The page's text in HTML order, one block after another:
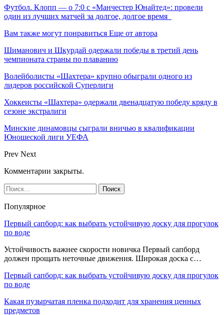
Футбол. Клопп — о 7:0 с «Манчестер Юнайтед»: провели
один из лучших матчей за долгое, долгое время
Вам также могут понравиться Еще от автора
Шиманович и Шкурдай одержали победы в третий день
чемпионата страны по плаванию
Волейболисты «Шахтера» крупно обыграли одного из
лидеров российской Суперлиги
Хоккеисты «Шахтера» одержали двенадцатую победу кряду в
сезоне экстралиги
Минские динамовцы сыграли вничью в квалификации
Юношеской лиги УЕФА
Prev Next
Комментарии закрыты.
Популярное
Первый сапборд: как выбрать устойчивую доску для прогулок
по воде
Устойчивость важнее скорости новичка Первый сапборд
должен прощать неточные движения. Широкая доска с…
Первый сапборд: как выбрать устойчивую доску для прогулок
по воде
Какая пузырчатая пленка подходит для хранения ценных
предметов